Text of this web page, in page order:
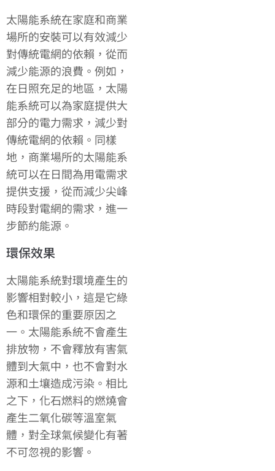
太陽能系統在家庭和商業
場所的安裝可以有效減少
對傳統電網的依賴，從而
減少能源的浪費。例如，
在日照充足的地區，太陽
能系統可以為家庭提供大
部分的電力需求，減少對
傳統電網的依賴。同樣
地，商業場所的太陽能系
統可以在日間為用電需求
提供支援，從而減少尖峰
時段對電網的需求，進一
步節約能源。
環保效果
太陽能系統對環境產生的
影響相對較小，這是它綠
色和環保的重要原因之
一。太陽能系統不會產生
排放物，不會釋放有害氣
體到大氣中，也不會對水
源和土壤造成污染。相比
之下，化石燃料的燃燒會
產生二氧化碳等溫室氣
體，對全球氣候變化有著
不可忽視的影響。